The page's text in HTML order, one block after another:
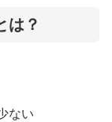
は？
ない